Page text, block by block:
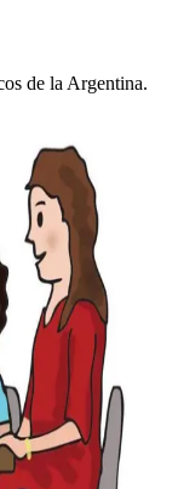
de la Argentina.